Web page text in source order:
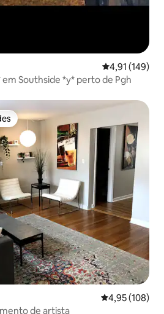
Classificação
4,91 (149)
Southside *y* perto de Pgh
mais apreciados
Classificação
4,95 (108)
de artista